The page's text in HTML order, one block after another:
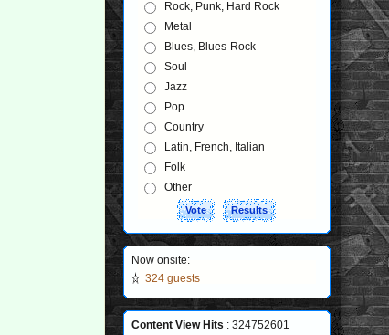
Rock, Punk, Hard Rock
Metal
Blues, Blues-Rock
Soul
Jazz
Pop
Country
Latin, French, Italian
Folk
Other
Now onsite:
324 guests
Content View Hits : 324752601